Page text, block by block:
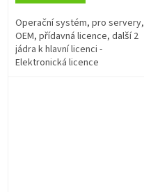
Operační systém, pro servery,
OEM, přídavná licence, další 2
jádra k hlavní licenci -
Elektronická licence